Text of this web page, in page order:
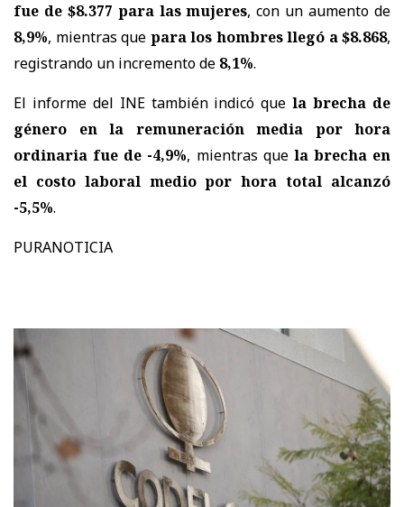
fue de $8.377 para las mujeres, con un aumento de
8,9%, mientras que para los hombres llegó a $8.868,
registrando un incremento de 8,1%.
El informe del INE también indicó quela brecha de
género en la remuneración media por hora
ordinaria fue de -4,9%, mientras que la brecha en
el costo laboral medio por hora total alcanzó
-5,5%.
PURANOTICIA